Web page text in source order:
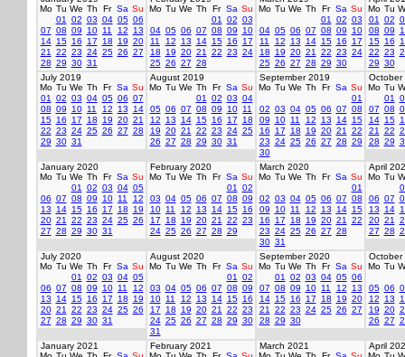
Mo Tu We Th Fr Sa Su
01
02 03 04 05 06
07 08 09 10 11 12
13
14 15 16 17 18 19 20
21
22 23 24 25 26 27
28 29 30 31
Mo Tu We Th Fr Sa Su
01
02 03
04 05 06 07 08 09
10
11
12 13 14 15 16
17
18
19 20 21 22 23 24
25 26 27 28
Mo Tu We Th Fr Sa Su
01
02 03
04 05 06 07 08 09
10
11
12 13 14 15 16
17
18
19 20 21 22 23 24
25 26 27 28 29 30
Mo Tu
01
02
08 09
15 16
22 23
29 30
July 2019
Mo Tu We Th Fr Sa Su
01
02 03 04 05 06 07
08 09 10 11 12 13
14
15 16 17 18 19 20 21
22 23 24 25 26 27 28
29 30 31
August 2019
Mo Tu We Th Fr Sa Su
01
02 03 04
05 06 07 08 09 10 11
12
13 14 15 16 17
18
19 20 21 22 23 24 25
26 27 28 29 30 31
September 2019
Mo Tu We Th Fr Sa Su
01
02 03 04 05 06 07 08
09
10 11 12 13 14 15
16
17 18 19 20 21
22
23 24 25 26 27 28 29
30
October
Mo Tu
01
07 08
14 15
21
22
28 29
January 2020
Mo Tu We Th Fr Sa Su
01
02 03 04 05
06 07 08 09 10 11
12
13
14 15 16 17 18
19
20 21 22 23 24 25 26
27 28 29 30 31
February 2020
Mo Tu We Th Fr Sa Su
01
02
03 04 05 06 07 08 09
10 11 12 13 14 15 16
17
18 19 20 21 22 23
24 25 26 27 28 29
March 2020
Mo Tu We Th Fr Sa Su
01
02 03 04 05 06 07 08
09
10 11 12 13 14 15
16
17 18 19 20 21
22
23 24 25 26 27 28
30 31
April
Mo Tu
06 07
13
14
20 21
27 28
July 2020
Mo Tu We Th Fr Sa Su
01
02 03 04 05
06 07 08 09 10 11
12
13
14 15 16 17 18
19
20 21 22 23 24 25 26
27 28 29 30 31
August 2020
Mo Tu We Th Fr Sa Su
01
02
03 04 05 06 07 08 09
10 11 12 13 14 15 16
17
18 19 20 21 22 23
24 25 26 27 28 29 30
31
September 2020
Mo Tu We Th Fr Sa Su
01
02 03 04 05 06
07 08 09 10 11 12
13
14 15 16 17 18 19 20
21
22 23 24 25 26 27
28 29 30
October
Mo Tu
05 06
12
13
19 20
26 27
January 2021
February 2021
March 2021
April